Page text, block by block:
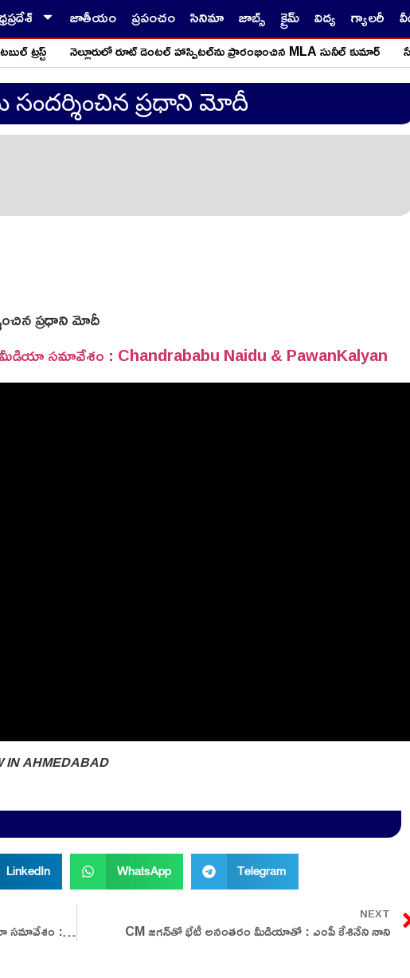
జాతీయం ప్రపంచం సినిమా జాబ్స్ క్రైమ్ విద్య గ్యాలరీ
నెల్లూరులో రూట్ డెంటల్ హాస్పిటల్‌ను ప్రారంభించిన MLA సునీల్ కుమార్ సేవే
ప్రధాని మోదీ
ప్రధాని మోదీ
సమావేశం : Chandrababu Naidu & PawanKalyan
IN AHMEDABAD
LinkedIn WhatsApp Telegram
చీఫ్ ఎలక్షన్ కమిషనర్ తో సమావేశం అనంతరం మీడియా సమావేశం : Chandrababu Naidu & PawanKalyan
NEXT
CM జగన్‌తో భేటీ అనంతరం మీడియాతో : ఎంపీ కేశినేని నాని